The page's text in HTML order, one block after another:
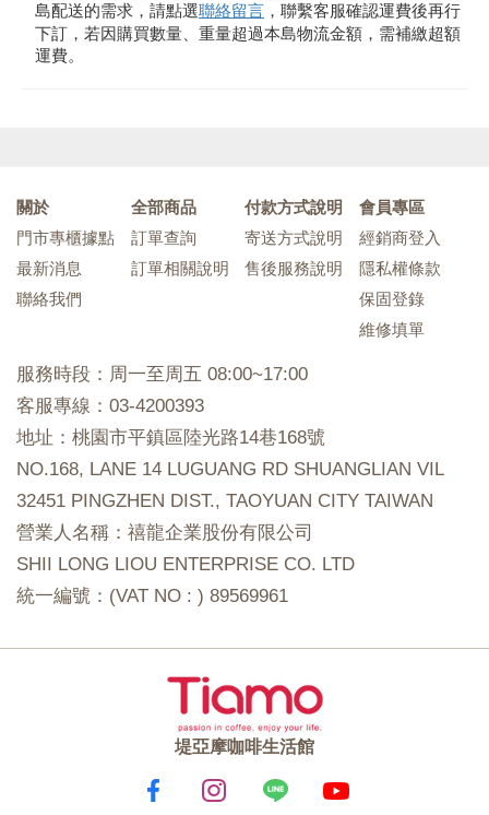
島配送的需求，請點選聯絡留言 ，聯繫客服確認運費後再行
下訂，若因購買數量、重量超過本島物流金額，需補繳超額
運費。
關於
門市專櫃據點
最新消息
聯絡我們
全部商品
訂單查詢
訂單相關說明
付款方式說明
寄送方式說明
售後服務說明
會員專區
經銷商登入
隱私權條款
保固登錄
維修填單
服務時段：周一至周五 08:00~17:00
客服專線：03-4200393
地址：桃園市平鎮區陸光路14巷168號
NO.168, LANE 14 LUGUANG RD SHUANGLIAN VIL
32451 PINGZHEN DIST., TAOYUAN CITY TAIWAN
營業人名稱：禧龍企業股份有限公司
SHII LONG LIOU ENTERPRISE CO. LTD
統一編號：(VAT NO : ) 89569961
堤亞摩咖啡生活館